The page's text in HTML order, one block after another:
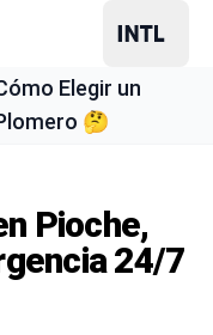
Elegir un
🤔
Pioche,
24/7